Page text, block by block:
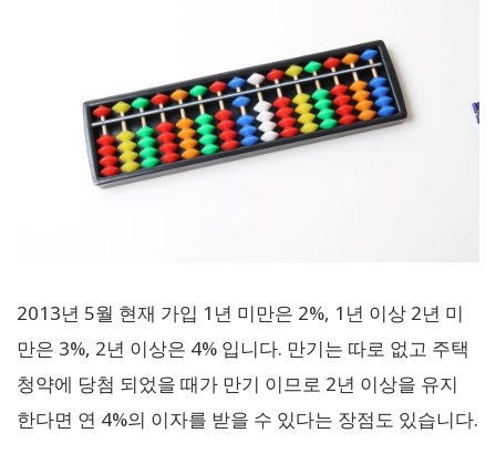
2013년 5월 현재 가입 1년 미만은 2%, 1년 이상 2년 미
만은 3%, 2년 이상은 4% 입니다. 만기는 따로 없고 주택
청약에 당첨 되었을 때가 만기 이므로 2년 이상을 유지
한다면 연 4%의 이자를 받을 수 있다는 장점도 있습니다.